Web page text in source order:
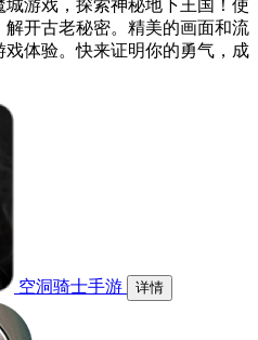
游戏，探索神秘地下王国！使
开古老秘密。精美的画面和流
体验。快来证明你的勇气，成
空洞骑士手游 详情